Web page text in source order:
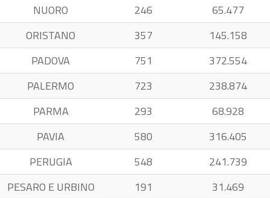
NUORO
246
65.477
ORISTANO
357
145.158
PADOVA
751
372.554
PALERMO
723
238.874
PARMA
293
68.928
PAVIA
580
316.405
PERUGIA
548
241.739
PESARO E URBINO
191
31.469